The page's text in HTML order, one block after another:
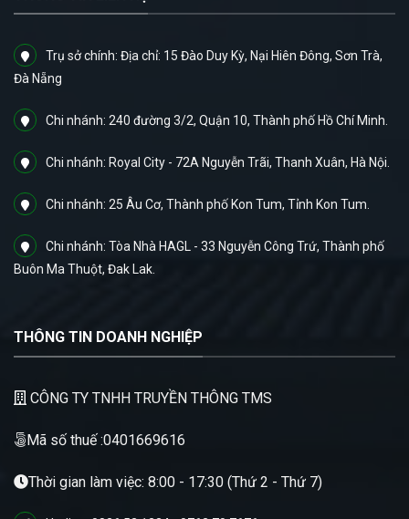
Trụ sở chính: Địa chỉ: 15 Đào Duy Kỳ, Nại Hiên Đông, Sơn Trà,
Đà Nẵng
Chi nhánh: 240 đường 3/2, Quận 10, Thành phố Hồ Chí Minh.
Chi nhánh: Royal City - 72A Nguyễn Trãi, Thanh Xuân, Hà Nội.
Chi nhánh: 25 Âu Cơ, Thành phố Kon Tum, Tỉnh Kon Tum.
Chi nhánh: Tòa Nhà HAGL - 33 Nguyễn Công Trứ, Thành phố
Buôn Ma Thuột, Đak Lak.
THÔNG TIN DOANH NGHIỆP
CÔNG TY TNHH TRUYỀN THÔNG TMS
Mã số thuế :0401669616
Thời gian làm việc: 8:00 - 17:30 (Thứ 2 - Thứ 7)